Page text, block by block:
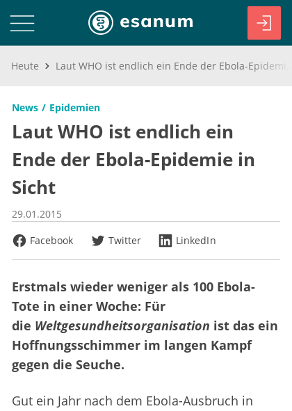
Heute
News Epidemien
Laut WHO ist endlich ein
Ende der Ebola-Epidemie in
Sicht
29.01.2015
Facebook
Twitter LinkedIn
Erstmals wieder weniger als 100 Ebola-
Tote in einer Woche: Für
die Weltgesundheitsorganisation ist das ein
Hoffnungsschimmer im langen Kampf
gegen die Seuche.
Gut ein Jahr nach dem Ebola-Ausbruch in